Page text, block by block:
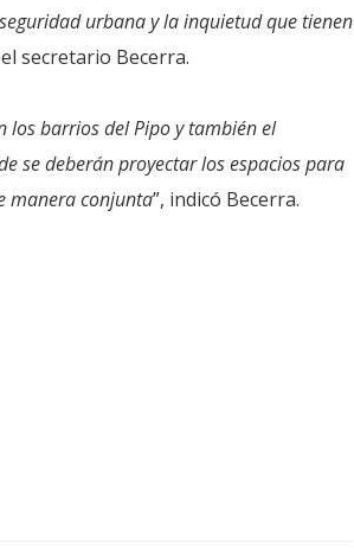
urbana y la inquietud que tienen
secretario Becerra.
los barrios del Pipo y también el
se deberán proyectar los espacios para
manera conjunta”, indicó Becerra.